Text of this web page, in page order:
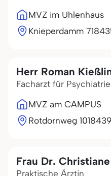
MVZ im Uhlenhaus
Knieperdamm 7
Herr Roman
Facharzt für
MVZ am CAMPUS
Rotdornweg 1018439
Frau Dr.
Praktische Ärztin